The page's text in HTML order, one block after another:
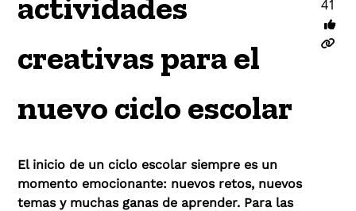
creativas para el
nuevo ciclo escolar
41
El inicio de un ciclo escolar siempre es un
momento emocionante: nuevos retos, nuevos
temas y muchas ganas de aprender. Para las